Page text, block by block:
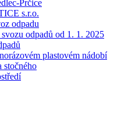
Prčice
s.r.o.
odpadu
svozu odpadů od 1. 1. 2025
plastovém nádobí
stočného